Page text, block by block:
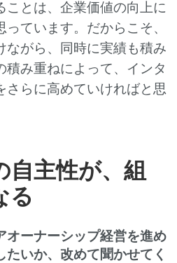
ことは、企業価値の向上に
ています。だからこそ、
ながら、同時に実績も積み
積み重ねによって、インタ
さらに高めていければと思
自主性が、組
る
ーナーシップ経営を進め
いか、改めて聞かせてく